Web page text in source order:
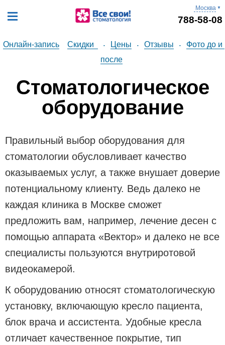
▼
Москва
788-58-08
Онлайн-запись Скидки • Цены • Отзывы •
Фото до и
после
Стоматологическое
оборудование
Правильный выбор оборудования для
стоматологии обусловливает качество
оказываемых услуг, а также внушает доверие
потенциальному клиенту. Ведь далеко не
каждая клиника в Москве сможет
предложить вам, например, лечение десен с
помощью аппарата «Вектор» и далеко не все
специалисты пользуются внутриротовой
видеокамерой.
К оборудованию относят стоматологическую
установку, включающую кресло пациента,
блок врача и ассистента. Удобные кресла
отличает качественное покрытие, тип